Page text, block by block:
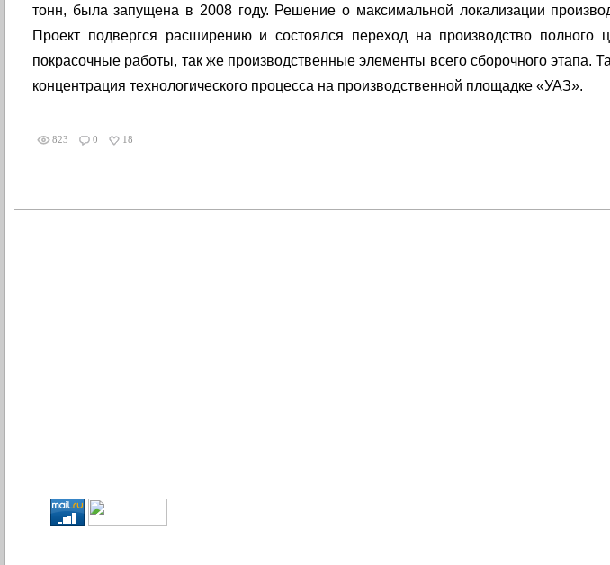
тонн, была запущена в 2008 году. Решение о максимальной локализации
Проект подвергся расширению и состоялся переход на производство
покрасочные работы, так же производственные элементы всего сборочного этапа.
концентрация технологического процесса на производственной площадке «УАЗ».
823 0 18